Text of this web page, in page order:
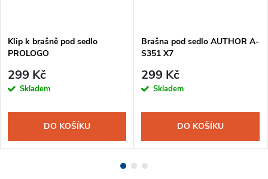
Klip k brašně pod sedlo
PROLOGO
299 Kč
Skladem
DO KOŠÍKU
Brašna pod sedlo AUTHOR A-
S351 X7
299 Kč
Skladem
DO KOŠÍKU